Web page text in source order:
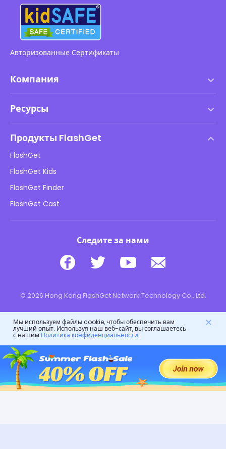
Авторизованные Сертификаты
Компания
Политика DMCA
Политика конфиденциальности
Рекламные политики
Не продавайте мою информацию
Ресурсы
Онлайн-безопасность детей
Скачать
Продукты FlashGet
FlashGet
FlashGet Kids
FlashGet Finder
FlashGet Cast
Следите за нами
© 2026 Hong Kong FlashGet Network Technology Co., Ltd.
Мы используем файлы cookie, чтобы обеспечить вам
лучший опыт. Используя наш веб-сайт, вы соглашаетесь
с нашим Политика конфиденциальности.